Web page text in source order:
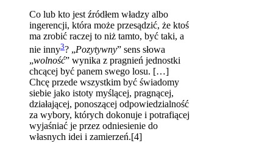
Co lub kto jest źródłem władzy albo
ingerencji, która może przesądzić, że ktoś
ma zrobić raczej to niż tamto, być taki, a
nie inny3? „Pozytywny” sens słowa
„wolność” wynika z pragnień jednostki
chcącej być panem swego losu. […]
Chcę przede wszystkim być świadomy
siebie jako istoty myślącej, pragnącej,
działającej, ponoszącej odpowiedzialność
za wybory, których dokonuje i potrafiącej
wyjaśniać je przez odniesienie do
własnych idei i zamierzeń.[4]